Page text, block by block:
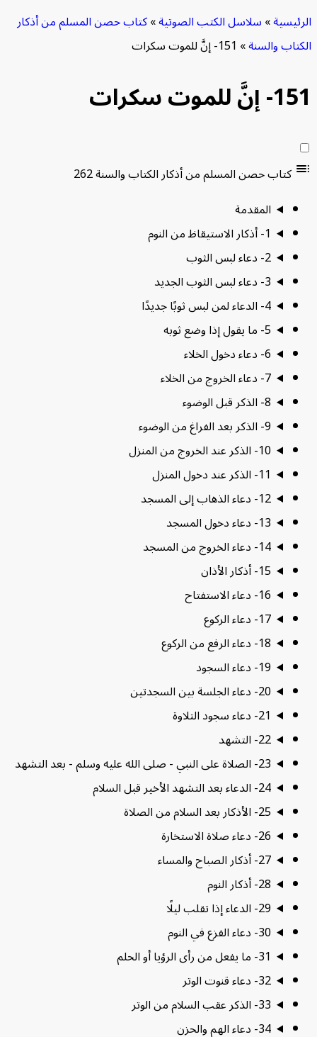
»سلاسل الكتب الصوتية»كتاب حصن المسلم من أذكار
والسنة»151- إنَّ للموت سكرات
سكرات
كتاب حصن المسلم من أذكار الكتاب والسنة262
المقدمة
10- الذكر عند الخروج من المنزل
11- الذكر عند دخول المنزل
12- دعاء الذهاب إلى المسجد
13- دعاء دخول المسجد
14- دعاء الخروج من المسجد
15- أذكار الأذان
16- دعاء الاستفتاح
17- دعاء الركوع
18- دعاء الرفع من الركوع
19- دعاء السجود
20- دعاء الجلسة بين السجدتين
21- دعاء سجود التلاوة
22- التشهد
23- الصلاة على النبي - صلى الله عليه وسلم - بعد التشهد
24- الدعاء بعد التشهد الأخير قبل السلام
25- الأذكار بعد السلام من الصلاة
26- دعاء صلاة الاستخارة
27- أذكار الصباح والمساء
28- أذكار النوم
29- الدعاء إذا تقلب ليلًا
30- دعاء الفزع في النوم
31- ما يفعل من رأى الرؤيا أو الحلم
32- دعاء قنوت الوتر
33- الذكر عقب السلام من الوتر
34- دعاء الهم والحزن